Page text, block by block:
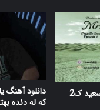
دانلود ریمیکس مستر سعید ک2
دانلود آهنگ
که له دنده